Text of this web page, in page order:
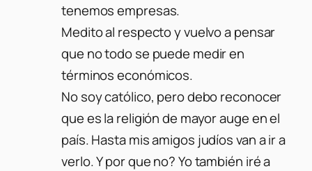
tenemos empresas.
Medito al respecto y vuelvo a pensar
que no todo se puede medir en
términos económicos.
No soy católico, pero debo reconocer
que es la religión de mayor auge en el
país. Hasta mis amigos judíos van a ir a
verlo. Y por que no? Yo también iré a